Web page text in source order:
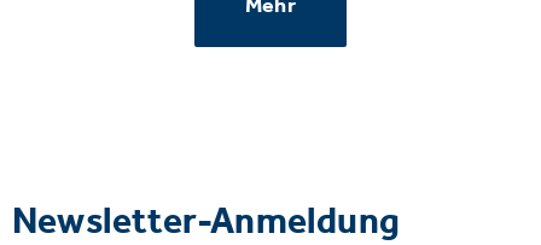
Newsletter-Anmeldung